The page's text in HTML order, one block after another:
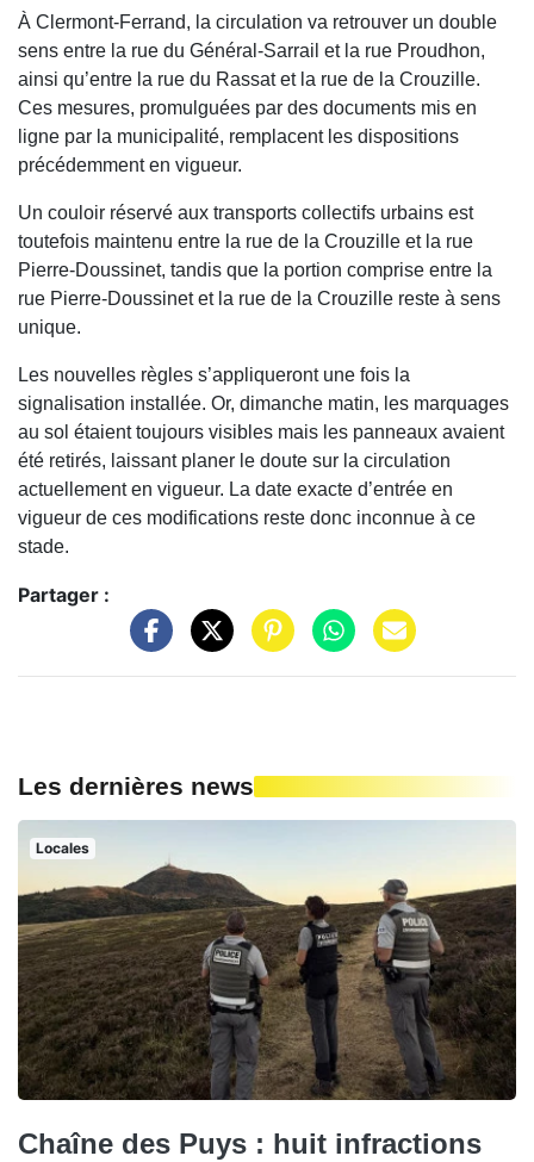
À Clermont-Ferrand, la circulation va retrouver un double
sens entre la rue du Général-Sarrail et la rue Proudhon,
ainsi qu’entre la rue du Rassat et la rue de la Crouzille.
Ces mesures, promulguées par des documents mis en
ligne par la municipalité, remplacent les dispositions
précédemment en vigueur.
Un couloir réservé aux transports collectifs urbains est
toutefois maintenu entre la rue de la Crouzille et la rue
Pierre-Doussinet, tandis que la portion comprise entre la
rue Pierre-Doussinet et la rue de la Crouzille reste à sens
unique.
Les nouvelles règles s’appliqueront une fois la
signalisation installée. Or, dimanche matin, les marquages
au sol étaient toujours visibles mais les panneaux avaient
été retirés, laissant planer le doute sur la circulation
actuellement en vigueur. La date exacte d’entrée en
vigueur de ces modifications reste donc inconnue à ce
stade.
Partager :
Les dernières news
Locales
Chaîne des Puys : huit infractions